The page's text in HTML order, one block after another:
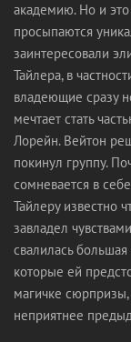
академию. Но и
просыпаются
заинтересовали
Тайлера, в
владеющие сразу
мечтает стать
Лорейн. Вейтон
покинул группу.
сомневается в
Тайлеру известно
завладел
свалилась большая
которые ей
магичке
неприятнее